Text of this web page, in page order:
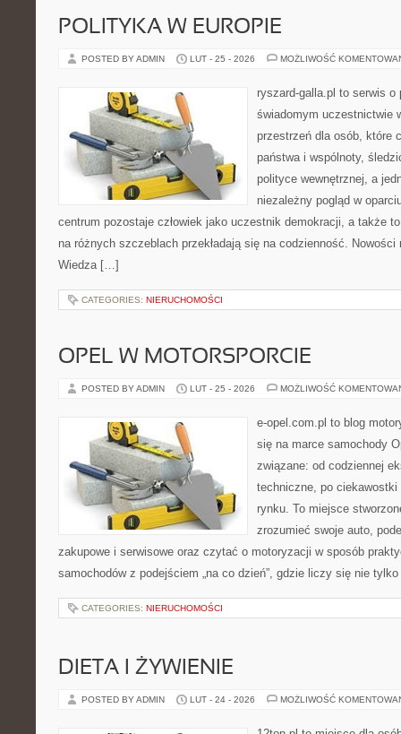
POLITYKA W EUROPIE
POSTED BY ADMIN LUT - 25 - 2026 MOŻLIWOŚĆ
ryszard-galla.pl to serwis
świadomym uczestnictwie
przestrzeń dla osób, które
państwa i wspólnoty,
polityce wewnętrznej, a
niezależny pogląd w
centrum pozostaje człowiek jako uczestnik demokracji, a także
na różnych szczeblach przekładają się na codzienność.
Wiedza […]
CATEGORIES: NIERUCHOMOŚCI
OPEL W MOTORSPORCIE
POSTED BY ADMIN LUT - 25 - 2026 MOŻLIWOŚĆ
e-opel.com.pl to blog
się na marce samochody
związane: od codziennej
techniczne, po
rynku. To miejsce
zrozumieć swoje auto,
zakupowe i serwisowe oraz czytać o motoryzacji w sposób
samochodów z podejściem „na co dzień”, gdzie liczy się nie
CATEGORIES: NIERUCHOMOŚCI
DIETA I ŻYWIENIE
POSTED BY ADMIN LUT - 24 - 2026 MOŻLIWOŚĆ